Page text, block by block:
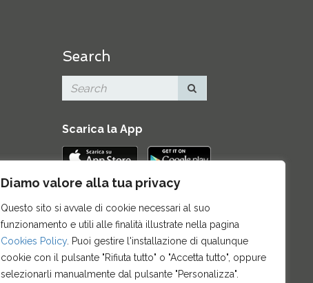
Diamo valore alla tua privacy
Questo sito si avvale di cookie necessari al suo
funzionamento e utili alle finalità illustrate nella pagina
Cookies Policy. Puoi gestire l'installazione di qualunque
cookie con il pulsante "Rifiuta tutto" o "Accetta tutto", oppure
selezionarli manualmente dal pulsante "Personalizza".
Search
Scarica la App
sito|Credits|Privacy e note legali
Archivio News|Cookie policy